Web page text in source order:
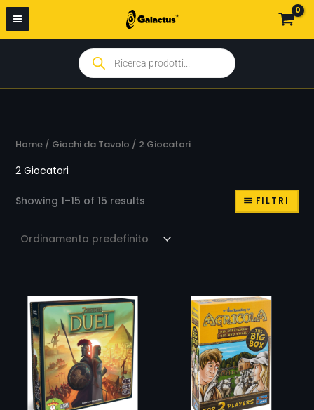
Vai
contenuto
Products
search
C
a
g
i
a
S
t
o
Home/ Giochi da Tavolo / 2 Giocatori
2 Giocatori
Showing 1–15 of 15 results FILTRI